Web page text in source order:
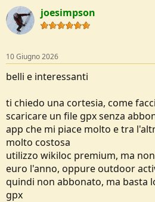
c
t
i
o
s
:
joesimpson
10 Giugno 2026
belli e interessanti
ti chiedo una cortesia, come
scaricare un file gpx senza
app che mi piace molto e tra
molto costosa
utilizzo wikiloc premium, ma
euro l'anno, oppure outdoor
quindi non abbonato, ma basta
gpx